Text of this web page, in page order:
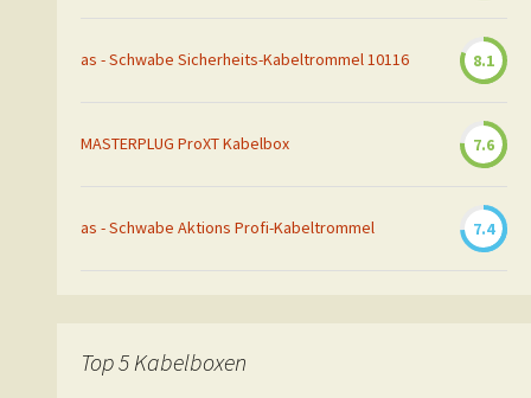
as - Schwabe Sicherheits-Kabeltrommel 10116 8.1
MASTERPLUG ProXT Kabelbox 7.6
as - Schwabe Aktions Profi-Kabeltrommel 7.4
Top 5 Kabelboxen